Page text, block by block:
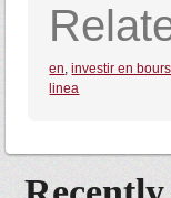
en,investir en
linea